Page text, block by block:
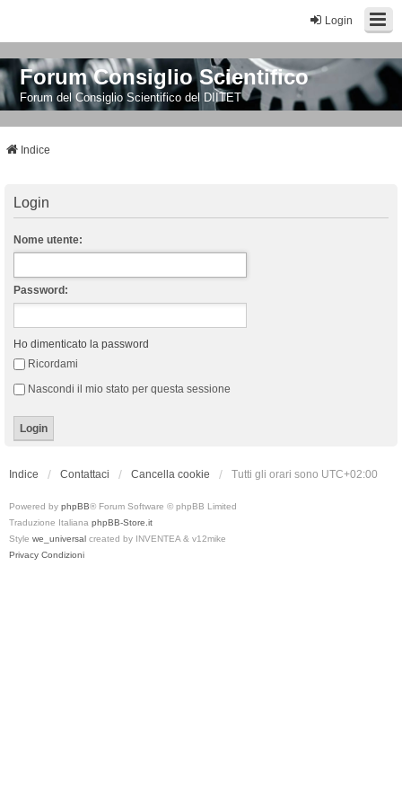
Login
Forum Consiglio Scientifico
Forum del Consiglio Scientifico del DIITET
Indice
Login
Nome utente:
Password:
Ho dimenticato la password
Ricordami
Nascondi il mio stato per questa sessione
Indice Contattaci Cancella cookie Tutti gli orari sono UTC+02:00
Powered by phpBB® Forum Software © phpBB Limited
Traduzione Italiana phpBB-Store.it
Style we_universal created by INVENTEA & v12mike
Privacy Condizioni